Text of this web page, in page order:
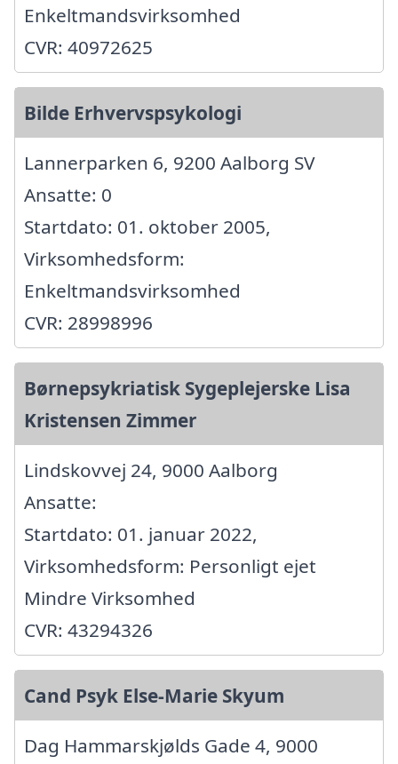
Enkeltmandsvirksomhed
CVR: 40972625
Bilde Erhvervspsykologi
Lannerparken 6, 9200 Aalborg SV
Ansatte: 0
Startdato: 01. oktober 2005,
Virksomhedsform:
Enkeltmandsvirksomhed
CVR: 28998996
Børnepsykriatisk Sygeplejerske Lisa
Kristensen Zimmer
Lindskovvej 24, 9000 Aalborg
Ansatte:
Startdato: 01. januar 2022,
Virksomhedsform: Personligt ejet
Mindre Virksomhed
CVR: 43294326
Cand Psyk Else-Marie Skyum
Dag Hammarskjølds Gade 4, 9000